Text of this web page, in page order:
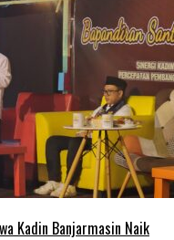
Kadin Banjarmasin Naik